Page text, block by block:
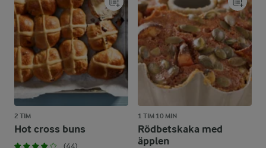
2 TIM
Hot cross buns
1 TIM 10 MIN
Rödbetskaka med
äpplen